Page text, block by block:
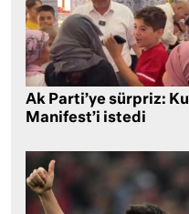
Ak Parti’ye sürpriz:
Manifest’i istedi